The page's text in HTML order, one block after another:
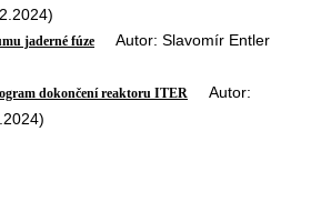
jaderné fúze Autor: Slavomír Entler
dokončení reaktoru ITER Autor: